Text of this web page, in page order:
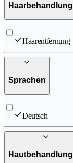
Haarentfernung
Sprachen
Deutsch